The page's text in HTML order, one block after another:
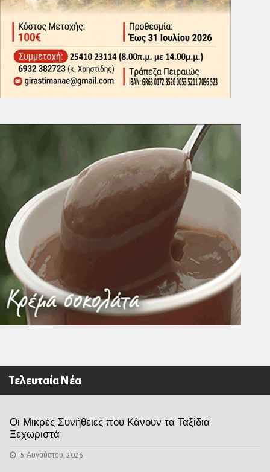
Τελευταία Νέα
Οι Μικρές Συνήθειες που Κάνουν τα Ταξίδια
Ξεχωριστά
5 Αυγούστου, 2026